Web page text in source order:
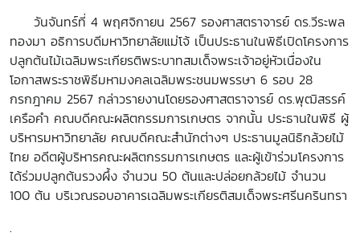
วันจันทร์ที่ 4 พฤศจิกายน 2567 รองศาสตราจารย์ ดร.วีระพล
ทองมา อธิการบดีมหาวิทยาลัยแม่โจ้ เป็นประธานในพิธีเปิดโครงการ
ปลูกต้นไม้เฉลิมพระเกียรติพระบาทสมเด็จพระเจ้าอยู่หัวเนื่องใน
โอกาสพระราชพิธีมหามงคลเฉลิมพระชนมพรรษา 6 รอบ 28
กรกฎาคม 2567 กล่าวรายงานโดยรองศาสตราจารย์ ดร.พุฒิสรรค์
เครือคำ คณบดีคณะผลิตกรรมการเกษตร จากนั้น ประธานในพิธี ผู้
บริหารมหาวิทยาลัย คณบดีคณะสำนักต่างๆ ประธานมูลนิธิกล้วยไม้
ไทย อดีตผู้บริหารคณะผลิตกรรมการเกษตร และผู้เข้าร่วมโครงการ
ได้ร่วมปลูกต้นรวงผึ้ง จำนวน 50 ต้นและปล่อยกล้วยไม้ จำนวน
100 ต้น บริเวณรอบอาคารเฉลิมพระเกียรติสมเด็จพระศรีนครินทรา
.